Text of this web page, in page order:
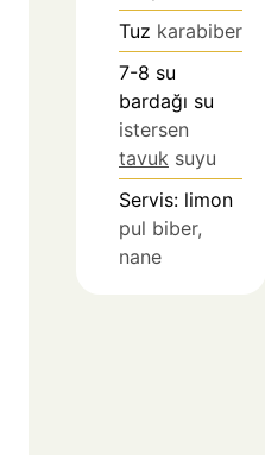
Tuz karabiber
7-8 su
bardağı su
istersen
tavuk suyu
Servis: limon
pul biber,
nane